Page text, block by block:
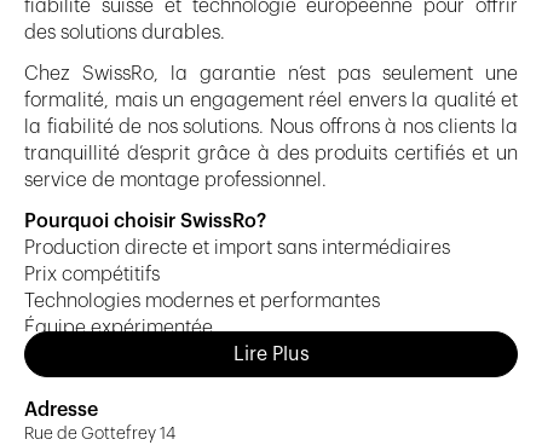
fiabilité suisse et technologie européenne pour offrir
des solutions durables.
Chez SwissRo, la garantie n’est pas seulement une
formalité, mais un engagement réel envers la qualité et
la fiabilité de nos solutions. Nous offrons à nos clients la
tranquillité d’esprit grâce à des produits certifiés et un
service de montage professionnel.
Pourquoi choisir SwissRo?
Production directe et import sans intermédiaires
Prix compétitifs
Technologies modernes et performantes
Équipe expérimentée
Solutions adaptées à chaque projet
Lire Plus
Adresse
Rue de Gottefrey 14